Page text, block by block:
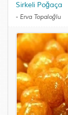
Sirkeli Poğaça
- Erva Topaloğlu